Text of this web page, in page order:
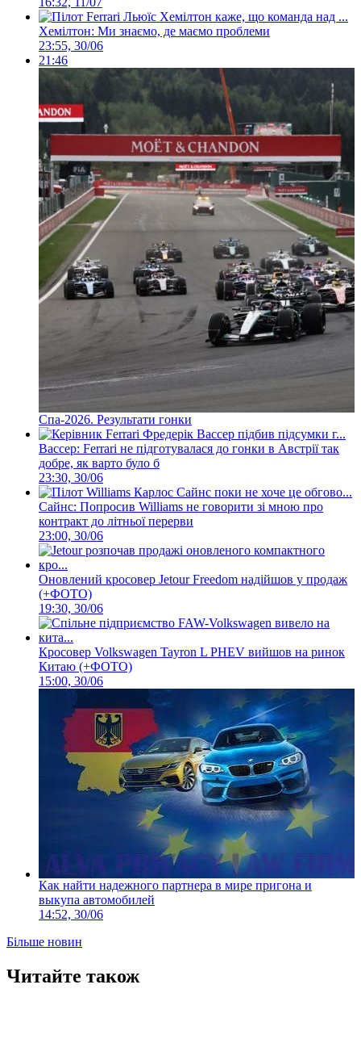
Хемілтон: Ми знаємо, де маємо проблеми
23:55, 30/06
21:46
Спа-2026. Результати гонки
Вассер: Ferrari не підготувалася до гонки в Австрії так
добре, як варто було б
23:30, 30/06
Сайнс: Попросив Williams не говорити зі мною про
контракт до літньої перерви
23:00, 30/06
Оновлений кросовер Jetour Freedom надійшов у продаж
(+ФОТО)
19:30, 30/06
Кросовер Volkswagen Tayron L PHEV вийшов на ринок
Китаю (+ФОТО)
15:00, 30/06
Как найти надежного партнера в мире пригона и
выкупа автомобилей
14:52, 30/06
Більше новин
Читайте також